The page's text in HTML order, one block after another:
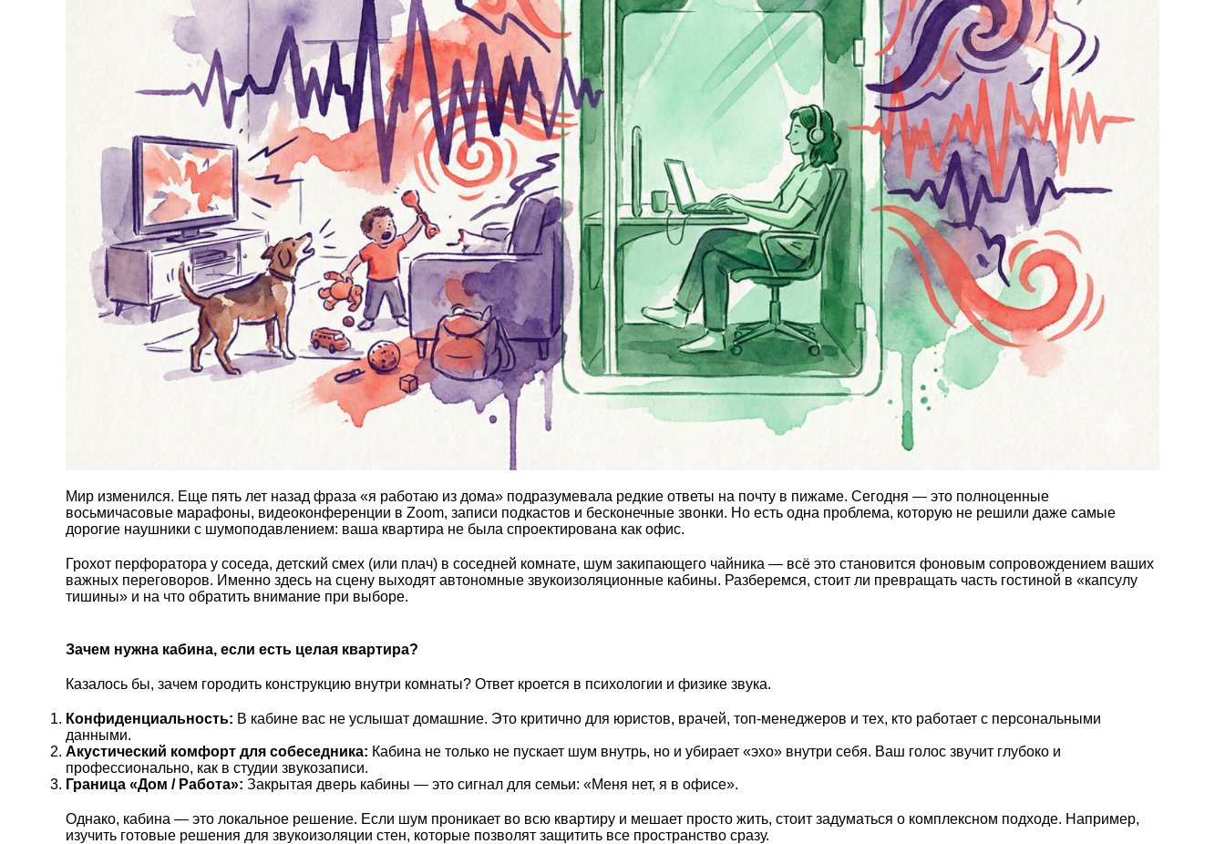
Мир изменился. Еще пять лет назад фраза «я работаю из дома» подразумевала редкие ответы на почту в пижаме. Сегодня — это полноценные
восьмичасовые марафоны, видеоконференции в Zoom, записи подкастов и бесконечные звонки. Но есть одна проблема, которую не решили даже самые
дорогие наушники с шумоподавлением: ваша квартира не была спроектирована как офис.
Грохот перфоратора у соседа, детский смех (или плач) в соседней комнате, шум закипающего чайника — всё это становится фоновым сопровождением ваших
важных переговоров. Именно здесь на сцену выходят автономные звукоизоляционные кабины. Разберемся, стоит ли превращать часть гостиной в «капсулу
тишины» и на что обратить внимание при выборе.
Зачем нужна кабина, если есть целая квартира?
Казалось бы, зачем городить конструкцию внутри комнаты? Ответ кроется в психологии и физике звука.
Конфиденциальность: В кабине вас не услышат домашние. Это критично для юристов, врачей, топ-менеджеров и тех, кто работает с персональными
данными.
Акустический комфорт для собеседника: Кабина не только не пускает шум внутрь, но и убирает «эхо» внутри себя. Ваш голос звучит глубоко и
профессионально, как в студии звукозаписи.
Граница «Дом / Работа»: Закрытая дверь кабины — это сигнал для семьи: «Меня нет, я в офисе».
Однако, кабина — это локальное решение. Если шум проникает во всю квартиру и мешает просто жить, стоит задуматься о комплексном подходе. Например,
изучить готовые решения для звукоизоляции стен, которые позволят защитить все пространство сразу.